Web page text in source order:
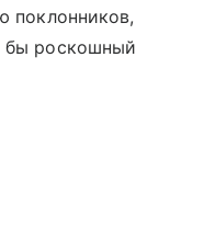
поклонников,
бы роскошный